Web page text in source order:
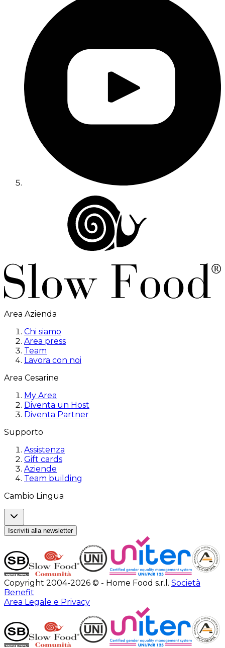
Area Azienda
Chi siamo
Area press
Team
Lavora con noi
Area Cesarine
My Area
Diventa un Host
Diventa Partner
Supporto
Assistenza
Gift cards
Aziende
Team building
Cambio Lingua
Iscriviti alla newsletter
Copyright 2004-2026 © - Home Food s.r.l. Società
Benefit
Area Legale e Privacy